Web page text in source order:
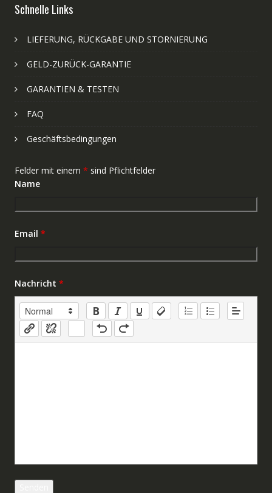
Schnelle Links
LIEFERUNG, RÜCKGABE UND STORNIERUNG
GELD-ZURÜCK-GARANTIE
GARANTIEN & TESTEN
FAQ
Geschäftsbedingungen
Felder mit einem * sind Pflichtfelder
Name
Email *
Nachricht *